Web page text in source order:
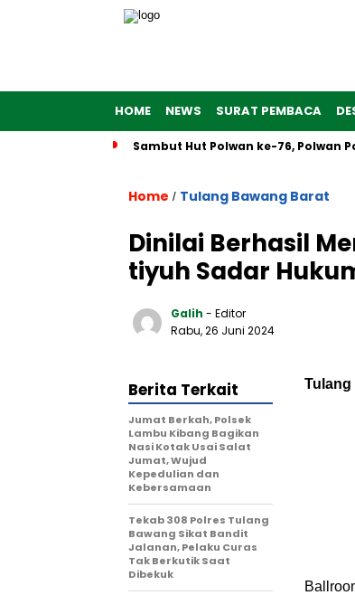
HOME NEWS SURAT PEMBACA
Sambut Hut Polwan ke-76, Polwan
Home / Tulang Bawang Barat
Dinilai Berhasil
tiyuh Sadar
Galih - Editor
Rabu, 26 Juni 2024
Tulang
Berita Terkait
Jumat Berkah, Polsek
Lambu Kibang Bagikan
Nasi Kotak Usai Salat
Jumat, Wujud
Kepedulian dan
Kebersamaan
Tekab 308 Polres Tulang
Bawang Sikat Bandit
Jalanan, Pelaku Curas
Tak Berkutik Saat
Dibekuk